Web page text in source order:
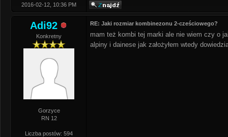
2016-02-12, 10:36 PM
Adi92
Konkretny
Gorzyce
RN 12
Liczba postów: 594
RE: Jaki rozmiar kombinezonu 2-cześciowego?
mam też kombi tej marki ale nie wiem czy o
alpiny i dainese jak założyłem wtedy